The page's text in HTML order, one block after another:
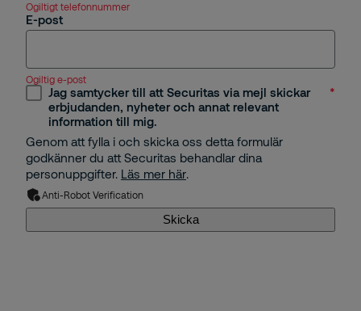
Ogiltigt telefonnummer
E-post
Ogiltig e-post
Jag samtycker till att Securitas via mejl skickar
erbjudanden, nyheter och annat relevant
information till mig.
Genom att fylla i och skicka oss detta formulär
godkänner du att Securitas behandlar dina
personuppgifter. Läs mer här.
Anti-Robot Verification
Skicka